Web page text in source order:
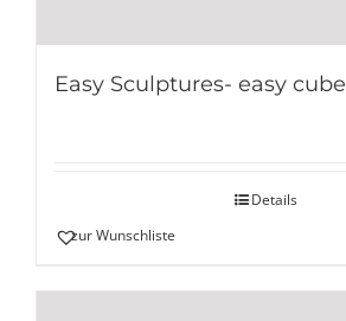
Easy Sculptures- easy cube
Details
zur Wunschliste